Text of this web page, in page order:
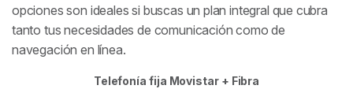
opciones son ideales si buscas un plan integral que cubra
tanto tus necesidades de comunicación como de
navegación en línea.
Telefonía fija Movistar + Fibra